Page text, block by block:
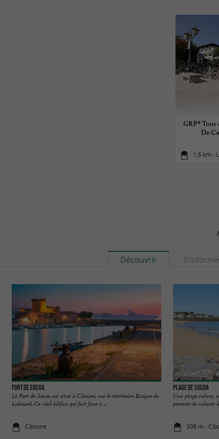
GRP®
De
1,6 km -
Découvrir
Fort de Socoa
Le Fort de Socoa est situé à Ciboure, sur le territoire Basque de
Labourd. Ce vieil édifice qui fait face à ...
Ciboure
Plage de Socoa
Une plage calme,
permet de calmer
308 m -